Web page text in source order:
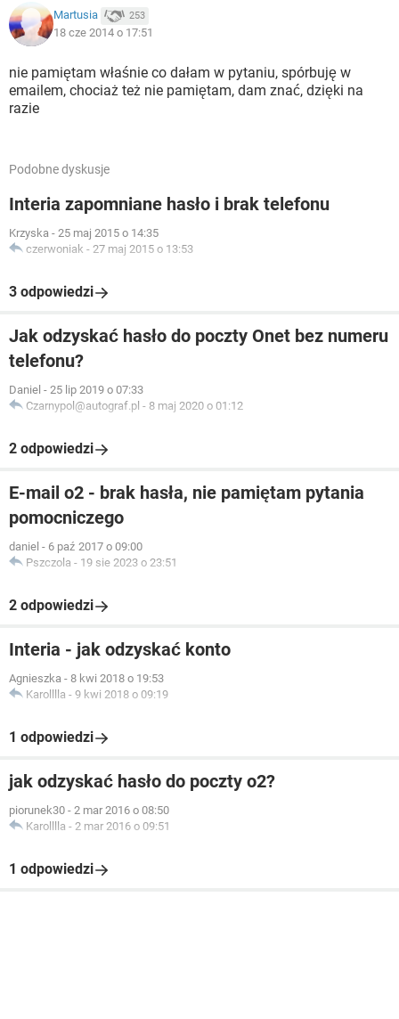
Martusia 253
18 cze 2014 o 17:51
nie pamiętam właśnie co dałam w pytaniu, spórbuję w
emailem, chociaż też nie pamiętam, dam znać, dzięki na
razie
Podobne dyskusje
Interia zapomniane hasło i brak telefonu
Krzyska - 25 maj 2015 o 14:35
czerwoniak - 27 maj 2015 o 13:53
3 odpowiedzi
Jak odzyskać hasło do poczty Onet bez numeru
telefonu?
Daniel - 25 lip 2019 o 07:33
Czarnypol@autograf.pl - 8 maj 2020 o 01:12
2 odpowiedzi
E-mail o2 - brak hasła, nie pamiętam pytania
pomocniczego
daniel - 6 paź 2017 o 09:00
Pszczola - 19 sie 2023 o 23:51
2 odpowiedzi
Interia - jak odzyskać konto
Agnieszka - 8 kwi 2018 o 19:53
Karolllla - 9 kwi 2018 o 09:19
1 odpowiedzi
jak odzyskać hasło do poczty o2?
piorunek30 - 2 mar 2016 o 08:50
Karolllla - 2 mar 2016 o 09:51
1 odpowiedzi